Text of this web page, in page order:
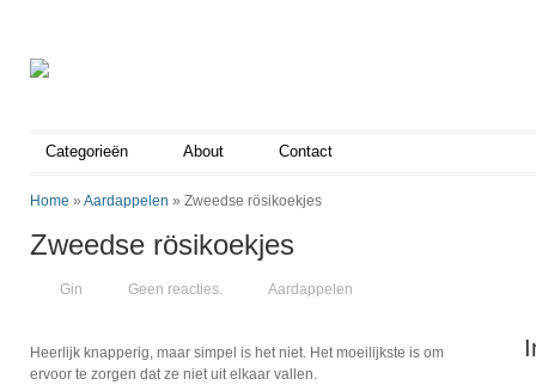
Categorieën About Contact
Home » Aardappelen » Zweedse rösikoekjes
Zweedse rösikoekjes
Gin Geen reacties. Aardappelen
Heerlijk knapperig, maar simpel is het niet. Het moeilijkste is om
ervoor te zorgen dat ze niet uit elkaar vallen.